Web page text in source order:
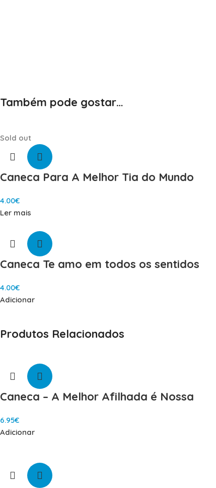
Também pode gostar…
Sold out
Caneca Para A Melhor Tia do Mundo
4.00€
Ler mais
Caneca Te amo em todos os sentidos
4.00€
Adicionar
Produtos Relacionados
Caneca – A Melhor Afilhada é Nossa
6.95€
Adicionar